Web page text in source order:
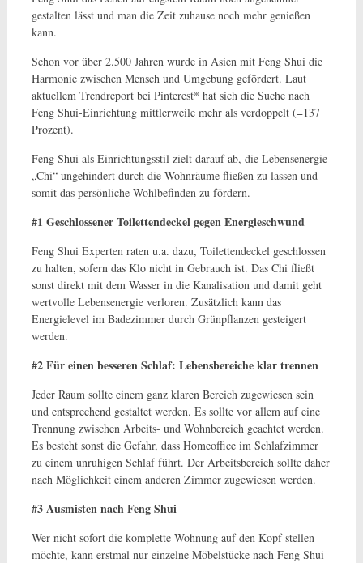
gestalten lässt und man die Zeit zuhause noch mehr genießen
kann.
Schon vor über 2.500 Jahren wurde in Asien mit Feng Shui die
Harmonie zwischen Mensch und Umgebung gefördert. Laut
aktuellem Trendreport bei Pinterest* hat sich die Suche nach
Feng Shui-Einrichtung mittlerweile mehr als verdoppelt (=137
Prozent).
Feng Shui als Einrichtungsstil zielt darauf ab, die Lebensenergie
„Chi“ ungehindert durch die Wohnräume fließen zu lassen und
somit das persönliche Wohlbefinden zu fördern.
#1 Geschlossener Toilettendeckel gegen Energieschwund
Feng Shui Experten raten u.a. dazu, Toilettendeckel geschlossen
zu halten, sofern das Klo nicht in Gebrauch ist. Das Chi fließt
sonst direkt mit dem Wasser in die Kanalisation und damit geht
wertvolle Lebensenergie verloren. Zusätzlich kann das
Energielevel im Badezimmer durch Grünpflanzen gesteigert
werden.
#2 Für einen besseren Schlaf: Lebensbereiche klar trennen
Jeder Raum sollte einem ganz klaren Bereich zugewiesen sein
und entsprechend gestaltet werden. Es sollte vor allem auf eine
Trennung zwischen Arbeits- und Wohnbereich geachtet werden.
Es besteht sonst die Gefahr, dass Homeoffice im Schlafzimmer
zu einem unruhigen Schlaf führt. Der Arbeitsbereich sollte daher
nach Möglichkeit einem anderen Zimmer zugewiesen werden.
#3 Ausmisten nach Feng Shui
Wer nicht sofort die komplette Wohnung auf den Kopf stellen
möchte, kann erstmal nur einzelne Möbelstücke nach Feng Shui